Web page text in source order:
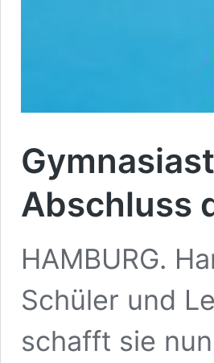
Abschluss
HAMBURG.
Schüler und
schafft sie